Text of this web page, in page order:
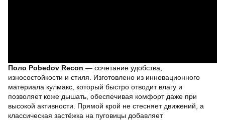
Поло Pobedov Recon — сочетание удобства,
износостойкости и стиля. Изготовлено из инновационного
материала кулмакс, который быстро отводит влагу и
позволяет коже дышать, обеспечивая комфорт даже при
высокой активности. Прямой крой не стесняет движений, а
классическая застёжка на пуговицы добавляет